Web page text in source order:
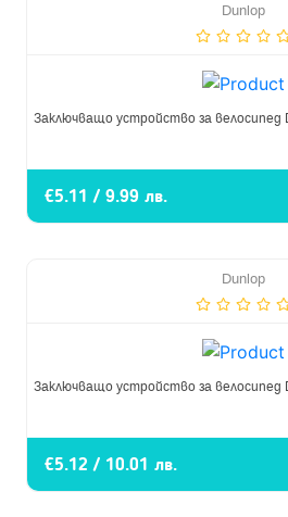
Dunlop
Заключващо устройство за велосипед
€5.11 / 9.99 лв.
Dunlop
Заключващо устройство за велосипед
€5.12 / 10.01 лв.